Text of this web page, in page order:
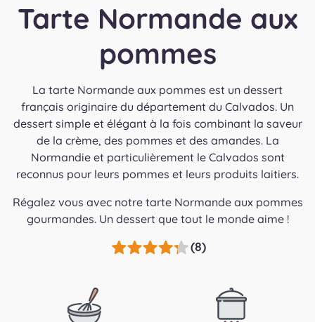
Tarte Normande aux
pommes
La tarte Normande aux pommes est un dessert
français originaire du département du Calvados. Un
dessert simple et élégant à la fois combinant la saveur
de la crème, des pommes et des amandes. La
Normandie et particulièrement le Calvados sont
reconnus pour leurs pommes et leurs produits laitiers.
Régalez vous avec notre tarte Normande aux pommes
gourmandes. Un dessert que tout le monde aime !
(8)